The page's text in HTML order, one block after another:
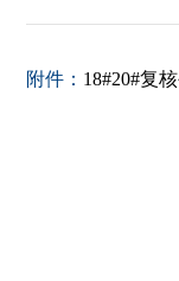
附件： 18#20#复